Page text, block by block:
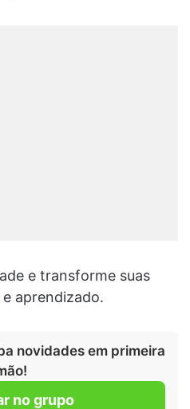
e transforme suas
aprendizado.
novidades em primeira
no grupo